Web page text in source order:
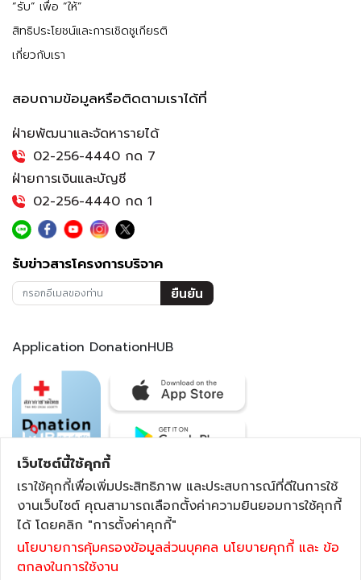
“รับ” เพื่อ “ให้”
สิทธิประโยชน์และการเชิดชูเกียรติ
เกี่ยวกับเรา
สอบถามข้อมูลหรือติดตามเราได้ที่
ฝ่ายพัฒนาและจัดหารายได้
02-256-4440 กด 7
ฝ่ายการเงินและบัญชี
02-256-4440 กด 1
รับข่าวสารโครงการบริจาค
ยืนยัน
Application DonationHUB
สำนักงานจัดหารายได้ สภากาชาดไทย DONATION HUB "รับ"
เพื่อ "ให้" ตึกอำนวยนรธรรม ชั้น 2 เลขที่ 1873 ถนนพระราม 4
เขตปทุมวัน กรุงเทพฯ 10330
เว็บไซต์นี้ใช้คุกกี้
เราใช้คุกกี้เพื่อเพิ่มประสิทธิภาพ และประสบการณ์ที่ดีในการใช้
งานเว็บไซต์ คุณสามารถเลือกตั้งค่าความยินยอมการใช้คุกกี้
ได้ โดยคลิก "การตั้งค่าคุกกี้"
นโยบายการคุ้มครองข้อมูลส่วนบุคคล นโยบายคุกกี้ และ ข้อ
ตกลงในการใช้งาน